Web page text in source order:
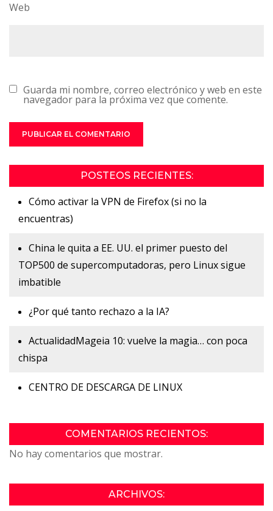
Web
Guarda mi nombre, correo electrónico y web en este
navegador para la próxima vez que comente.
POSTEOS RECIENTES:
Cómo activar la VPN de Firefox (si no la
encuentras)
China le quita a EE. UU. el primer puesto del
TOP500 de supercomputadoras, pero Linux sigue
imbatible
¿Por qué tanto rechazo a la IA?
ActualidadMageia 10: vuelve la magia… con poca
chispa
CENTRO DE DESCARGA DE LINUX
COMENTARIOS RECIENTOS:
No hay comentarios que mostrar.
ARCHIVOS: